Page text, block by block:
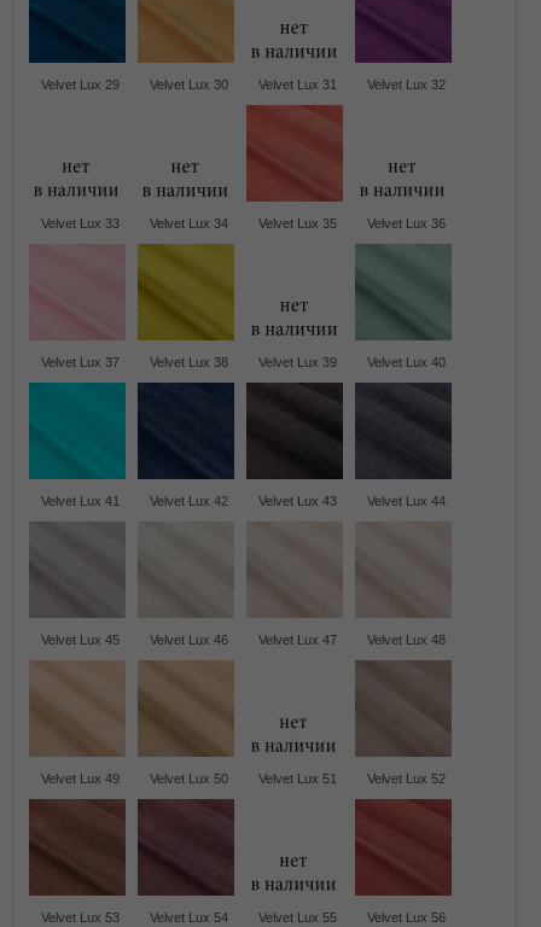
Velvet Lux 29 Velvet Lux 30 Velvet Lux 31 Velvet Lux 32
Velvet Lux 33 Velvet Lux 34 Velvet Lux 35 Velvet Lux 36
Velvet Lux 37 Velvet Lux 38 Velvet Lux 39 Velvet Lux 40
Velvet Lux 41 Velvet Lux 42 Velvet Lux 43 Velvet Lux 44
Velvet Lux 45 Velvet Lux 46 Velvet Lux 47 Velvet Lux 48
Velvet Lux 49 Velvet Lux 50 Velvet Lux 51 Velvet Lux 52
Velvet Lux 53 Velvet Lux 54 Velvet Lux 55 Velvet Lux 56